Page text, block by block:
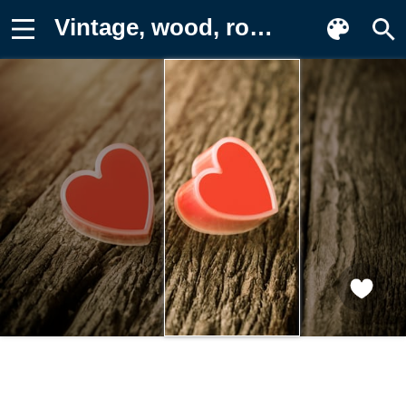
Vintage, wood, romantic, heart, love Картинка на телефон